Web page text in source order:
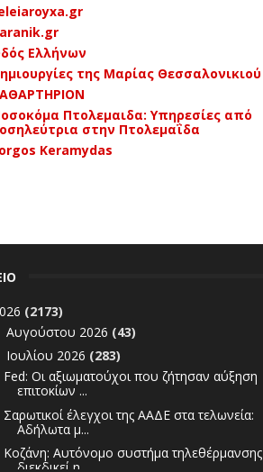
Ελλήνων
της Μαρίας Θεσσαλονικιού
Πτολεμαιδα: Υπηρεσίες από
στην Πτολεμαΐδα
Keramydas
(2173)
Αυγούστου 2026 (43)
Ιουλίου 2026 (283)
Fed: Οι αξιωματούχοι που ζήτησαν αύξηση
επιτοκίων ...
Σαρωτικοί έλεγχοι της ΑΑΔΕ στα τελωνεία:
Αδήλωτα μ...
Κοζάνη: Αυτόνομο συστήμα τηλεθέρμανσης
διεκδικεί η...